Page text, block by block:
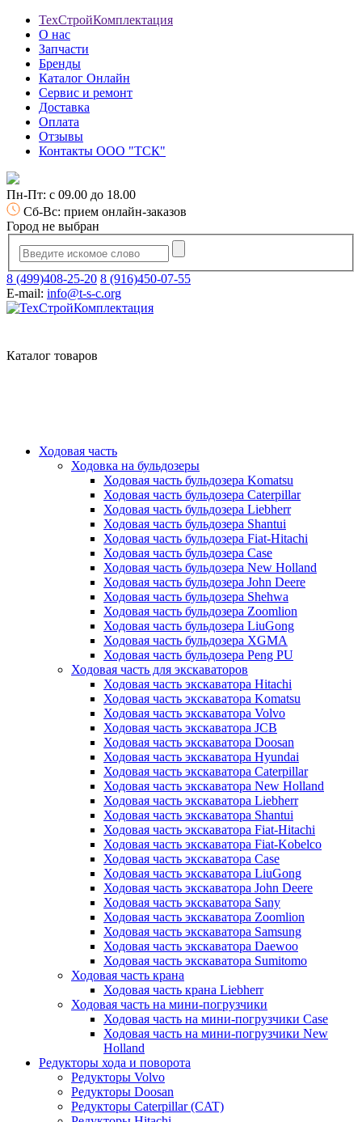
ТехСтройКомплектация
О нас
Запчасти
Бренды
Каталог Онлайн
Сервис и ремонт
Доставка
Оплата
Отзывы
Контакты ООО "ТСК"
Пн-Пт: с 09.00 до 18.00
Сб-Вс: прием онлайн-заказов
Город не выбран
8 (499)408-25-20 8 (916)450-07-55
E-mail: info@t-s-c.org
Каталог товаров
Ходовая часть
Ходовка на бульдозеры
Ходовая часть бульдозера Komatsu
Ходовая часть бульдозера Caterpillar
Ходовая часть бульдозера Liebherr
Ходовая часть бульдозера Shantui
Ходовая часть бульдозера Fiat-Hitachi
Ходовая часть бульдозера Case
Ходовая часть бульдозера New Holland
Ходовая часть бульдозера John Deere
Ходовая часть бульдозера Shehwa
Ходовая часть бульдозера Zoomlion
Ходовая часть бульдозера LiuGong
Ходовая часть бульдозера XGMA
Ходовая часть бульдозера Peng PU
Ходовая часть для экскаваторов
Ходовая часть экскаватора Hitachi
Ходовая часть экскаватора Komatsu
Ходовая часть экскаватора Volvo
Ходовая часть экскаватора JCB
Ходовая часть экскаватора Doosan
Ходовая часть экскаватора Hyundai
Ходовая часть экскаватора Caterpillar
Ходовая часть экскаватора New Holland
Ходовая часть экскаватора Liebherr
Ходовая часть экскаватора Shantui
Ходовая часть экскаватора Fiat-Hitachi
Ходовая часть экскаватора Fiat-Kobelco
Ходовая часть экскаватора Case
Ходовая часть экскаватора LiuGong
Ходовая часть экскаватора John Deere
Ходовая часть экскаватора Sany
Ходовая часть экскаватора Zoomlion
Ходовая часть экскаватора Samsung
Ходовая часть экскаватора Daewoo
Ходовая часть экскаватора Sumitomo
Ходовая часть крана
Ходовая часть крана Liebherr
Ходовая часть на мини-погрузчики
Ходовая часть на мини-погрузчики Case
Ходовая часть на мини-погрузчики New
Holland
Редукторы хода и поворота
Редукторы Volvo
Редукторы Doosan
Редукторы Caterpillar (CAT)